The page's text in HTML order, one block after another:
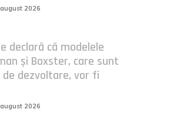
2026
declară că modelele
și Boxster, care sunt
de dezvoltare, vor fi
2026